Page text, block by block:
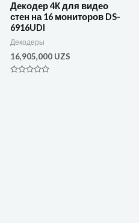
Декодер 4К для видео
стен на 16 мониторов DS-
6916UDI
Декодеры
16,905,000 UZS